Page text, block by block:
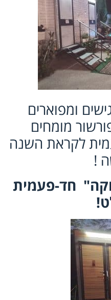
ומפוארים
מומחים
לקראת השנה
!
חד-פעמית